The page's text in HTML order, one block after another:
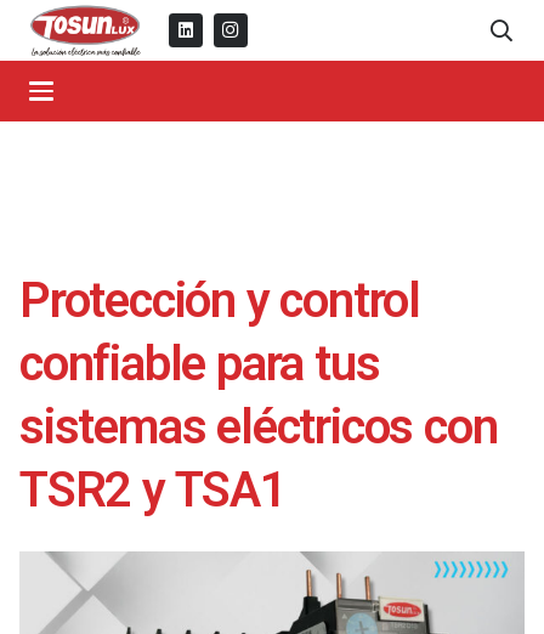
Protección y control
confiable para tus
sistemas eléctricos con
TSR2 y TSA1